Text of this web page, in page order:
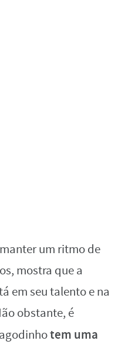
um ritmo de
mostra que a
em seu talento e na
obstante, é
tem uma